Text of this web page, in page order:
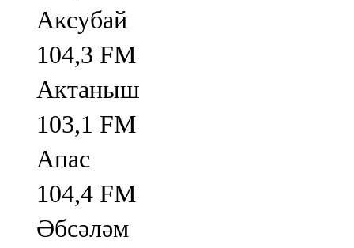
Аксубай
104,3 FM
Актаныш
103,1 FM
Апас
104,4 FM
Әбсәләм